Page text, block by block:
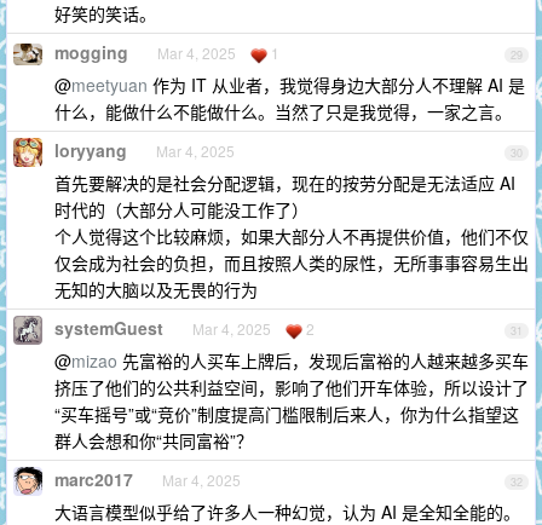
好笑的笑话。
29
mogging Mar 4, 2025 1
@meetyuan 作为 IT 从业者，我觉得身边大部分人不理解 AI 是
什么，能做什么不能做什么。当然了只是我觉得，一家之言。
30
loryyang Mar 4, 2025
首先要解决的是社会分配逻辑，现在的按劳分配是无法适应 AI
时代的（大部分人可能没工作了）
个人觉得这个比较麻烦，如果大部分人不再提供价值，他们不仅
仅会成为社会的负担，而且按照人类的尿性，无所事事容易生出
无知的大脑以及无畏的行为
31
systemGuest Mar 4, 2025 2
@mizao 先富裕的人买车上牌后，发现后富裕的人越来越多买车
挤压了他们的公共利益空间，影响了他们开车体验，所以设计了
“买车摇号”或“竞价”制度提高门槛限制后来人，你为什么指望这
群人会想和你“共同富裕”？
32
marc2017 Mar 4, 2025
大语言模型似乎给了许多人一种幻觉，认为 AI 是全知全能的。